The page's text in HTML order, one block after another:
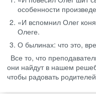
особенности
«И вспомнил Олег
Олеге.
О былинах: что это,
Все то, что
они найдут в нашем
чтобы радовать